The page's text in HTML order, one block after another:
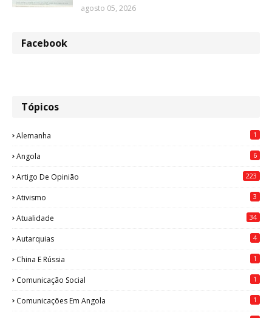
agosto 05, 2026
Facebook
Tópicos
Alemanha 1
Angola 6
Artigo De Opinião 223
Ativismo 3
Atualidade 34
Autarquias 4
China E Rússia 1
Comunicação Social 1
Comunicações Em Angola 1